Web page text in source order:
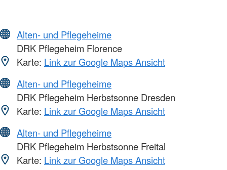
Alten- und Pflegeheime
DRK Pflegeheim Florence
Karte: Link zur Google Maps Ansicht
Alten- und Pflegeheime
DRK Pflegeheim Herbstsonne Dresden
Karte: Link zur Google Maps Ansicht
Alten- und Pflegeheime
DRK Pflegeheim Herbstsonne Freital
Karte: Link zur Google Maps Ansicht